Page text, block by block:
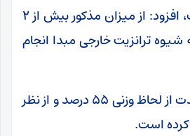
وی با اشاره به اینکه باشماق تنها مرز ترانزیتی استان کردستان است، افزود: از میزان مذکور بیش از ۲
یک میلیارد و ۵۶۷ میلیون دلار به شیوه ترانزیت خارجی مبدا انجام
ناظر گمرکات کردستان بیان کرد: میزان ترانزیت انجام شده در این مدت از لحاظ وزنی ۵۵ درصد و از نظر